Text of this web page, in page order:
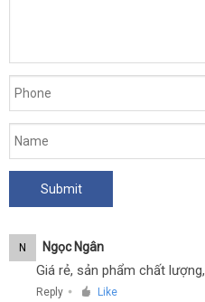
N Ngọc Ngân
Giá rẻ, sản phẩm chất
Reply ● Like